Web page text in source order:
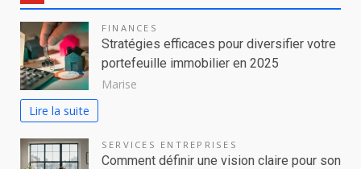
FINANCES
Stratégies efficaces pour diversifier votre
portefeuille immobilier en 2025
Marise
Lire la suite
SERVICES ENTREPRISES
Comment définir une vision claire pour son